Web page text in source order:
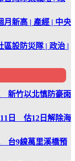
新高 | 產經 | 中央
設防災隊 | 政治 |
新竹以北慎防豪雨
日 估12日解除海
台9線萬里溪橋預